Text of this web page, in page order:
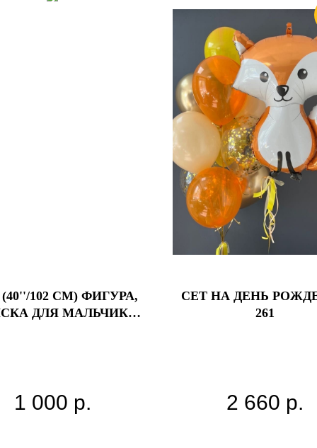
102 СМ) ФИГУРА,
ДЛЯ МАЛЬЧИКА,
1 000 р.
СЕТ НА ДЕНЬ
261
2 660 р.